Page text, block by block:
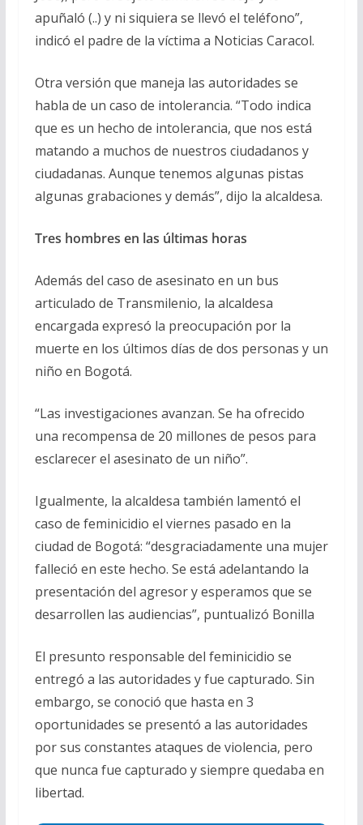
apuñaló (..) y ni siquiera se llevó el teléfono”,
indicó el padre de la víctima a Noticias Caracol.
Otra versión que maneja las autoridades se
habla de un caso de intolerancia. “Todo indica
que es un hecho de intolerancia, que nos está
matando a muchos de nuestros ciudadanos y
ciudadanas. Aunque tenemos algunas pistas
algunas grabaciones y demás”, dijo la alcaldesa.
Tres hombres en las últimas horas
Además del caso de asesinato en un bus
articulado de Transmilenio, la alcaldesa
encargada expresó la preocupación por la
muerte en los últimos días de dos personas y un
niño en Bogotá.
“Las investigaciones avanzan. Se ha ofrecido
una recompensa de 20 millones de pesos para
esclarecer el asesinato de un niño”.
Igualmente, la alcaldesa también lamentó el
caso de feminicidio el viernes pasado en la
ciudad de Bogotá: “desgraciadamente una mujer
falleció en este hecho. Se está adelantando la
presentación del agresor y esperamos que se
desarrollen las audiencias”, puntualizó Bonilla
El presunto responsable del feminicidio se
entregó a las autoridades y fue capturado. Sin
embargo, se conoció que hasta en 3
oportunidades se presentó a las autoridades
por sus constantes ataques de violencia, pero
que nunca fue capturado y siempre quedaba en
libertad.